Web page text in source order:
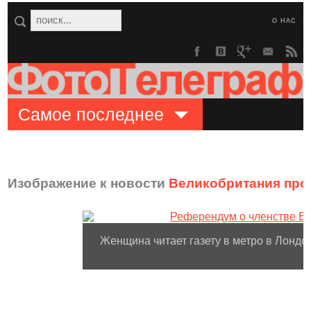
О НАС
Самое последнее
Изображение к новости Великобритания
Женщина читает газету в метро в